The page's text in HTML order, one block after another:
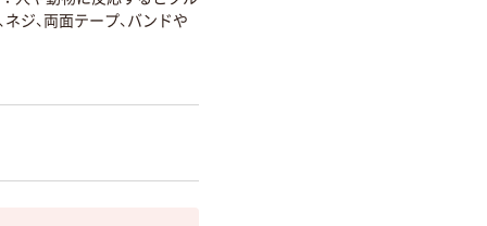
ジ、両面テープ、バンドや